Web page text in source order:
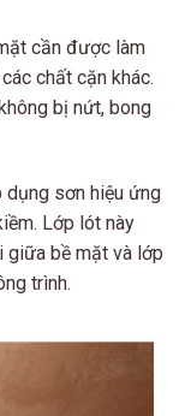
cần được làm
chất cặn khác.
bị nứt, bong
dụng sơn hiệu ứng
Lớp lót này
giữa bề mặt và lớp
trình.